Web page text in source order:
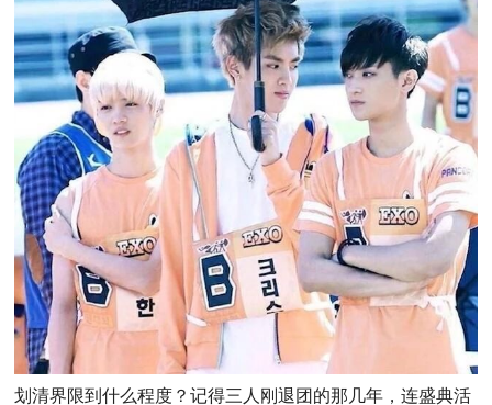
划清界限到什么程度？记得三人刚退团的那几年，连盛典活